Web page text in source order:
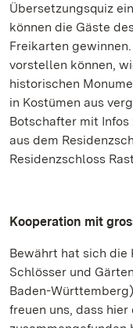
Übersetzungsquiz
können die Gäste
Freikarten
vorstellen können,
historischen
in Kostümen aus
Botschafter mit Infos
aus dem
Residenzschloss
Kooperation mit
Bewährt hat sich die
Schlösser und
Baden-
freuen uns, dass